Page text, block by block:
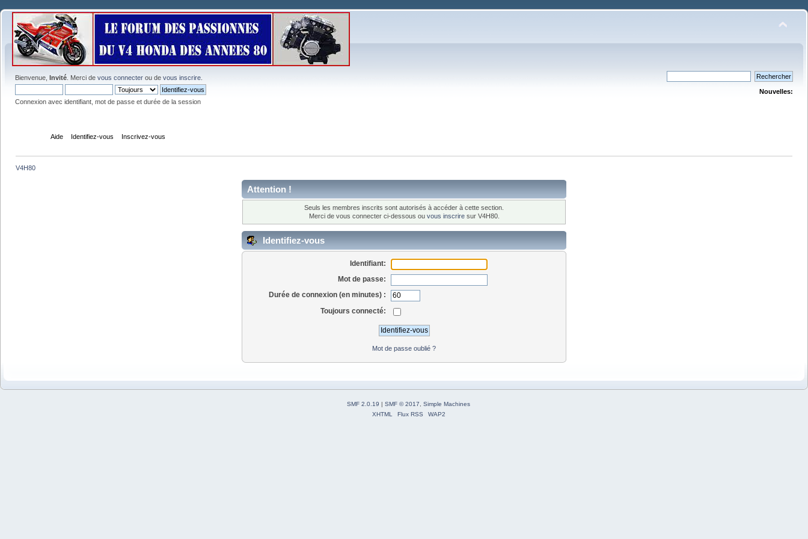
Bienvenue, Invité . Merci de vous connecter ou de vous inscrire
Connexion avec identifiant, mot de passe et durée de la session
Nouvelles:
Aide Identifiez-vous Inscrivez-vous
V4H80
Attention !
Seuls les membres inscrits sont autorisés à accéder à cette section.
Merci de vous connecter ci-dessous ou vous inscriresur V4H80.
Identifiez-vous
Identifiant:
Mot de passe:
Durée de connexion (en minutes) :
Toujours connecté:
Mot de passe oublié ?
SMF 2.0.19 | SMF © 2017
Simple Machines
XHTML
Flux RSS WAP2